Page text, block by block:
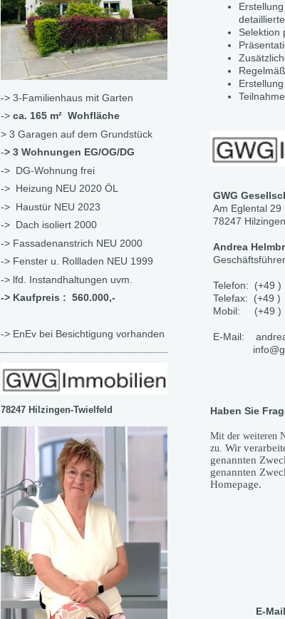
Selektion
GWG
Am Eglental 29
78247 Hilzingen
Andrea
Telefon:
Telefax: (+49
Mobil: (+49 )
E-Mail:
info@gwg-
Haben Sie
Mit der weiteren
zu. Wir
genannten
genannten
Homepage.
E-
-> 3-Familienhaus mit Garten
-> ca. 165 m² Wohfläche
> 3 Garagen auf dem Grundstück
-> 3 Wohnungen EG/OG/DG
-> DG-Wohnung frei
-> Heizung NEU 2020 ÖL
-> Haustür NEU 2023
-> Dach isoliert 2000
-> Fassadenanstrich NEU 2000
-> Fenster u. Rollladen NEU 1999
-> lfd. Instandhaltungen uvm.
-> Kaufpreis : 560.000,-
-> EnEv bei Besichtigung vorhanden
78247 Hilzingen-Twielfeld